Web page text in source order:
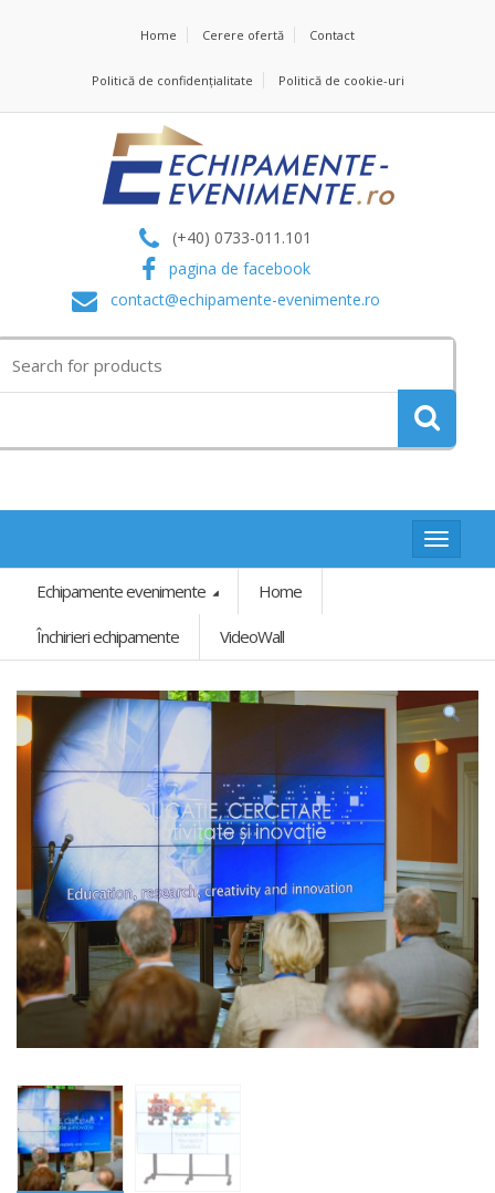
Home Cerere ofertă Contact
Politică de confidențialitate Politică de cookie-uri
(+40) 0733-011.101
pagina de facebook
contact@echipamente-evenimente.ro
Toggle
Echipamente evenimente
Home
Închirieri echipamente VideoWall